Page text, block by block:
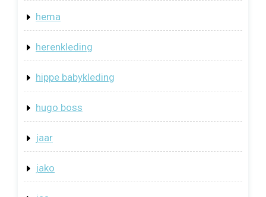
hema
herenkleding
hippe babykleding
hugo boss
jaar
jako